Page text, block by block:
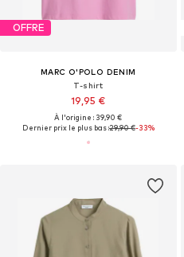
OFFRE
MARC O'POLO DENIM
T-shirt
19,95 €
À l'origine : 39,90 €
Dernier prix le plus bas :29,90 €-33%